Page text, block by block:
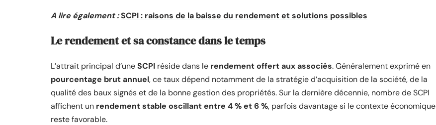
A lire également :SCPI : raisons de la baisse du rendement et solutions possibles
Le rendement et sa constance dans le temps
L’attrait principal d’uneSCPI réside dans le rendement offert aux associés. Généralement exprimé en
pourcentage brut annuel, ce taux dépend notamment de la stratégie d’acquisition de la société, de la
qualité des baux signés et de la bonne gestion des propriétés. Sur la dernière décennie, nombre de SCPI
affichent un rendement stable oscillant entre 4 % et 6 %, parfois davantage si le contexte économique
reste favorable.